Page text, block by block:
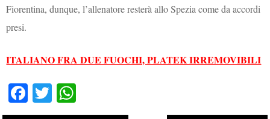
Fiorentina, dunque, l’allenatore resterà allo Spezia come da accordi
presi.
ITALIANO FRA DUE FUOCHI, PLATEK IRREMOVIBILI
Fa
ce
T
wiha